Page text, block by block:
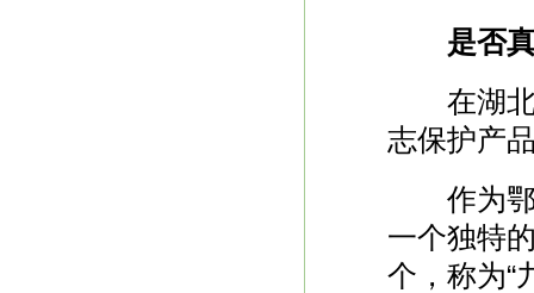
是否真
在湖北
志保护产
作为鄂
一个独特
个，称为“